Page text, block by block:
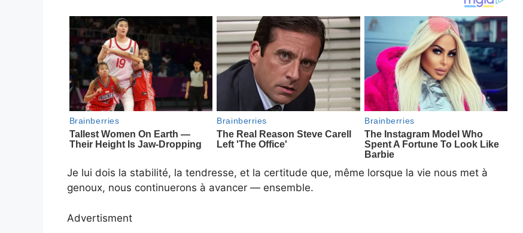
Je lui dois la stabilité, la tendresse, et la certitude que, même lorsque la vie nous met à
genoux, nous continuerons à avancer — ensemble.
Advertisment